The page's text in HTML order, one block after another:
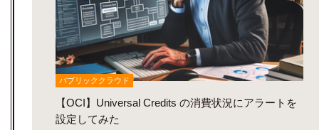
パブリッククラウド
【OCI】Universal Credits の消費状況にアラートを
設定してみた